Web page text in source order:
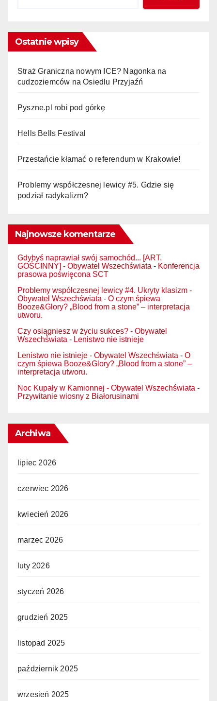
Ostatnie wpisy
Straż Graniczna nowym ICE? Nagonka na
cudzoziemców na Osiedlu Przyjaźń
Pyszne.pl robi pod górkę
Hells Bells Festival
Przestańcie kłamać o referendum w Krakowie!
Problemy współczesnej lewicy #5. Gdzie się
podział radykalizm?
Najnowsze komentarze
Gdybyś naprawiał swój samochód... [ART.
GOŚCINNY] - Obywatel Wszechświata - Konferencja
prasowa poświęcona SCT
Problemy współczesnej lewicy #4. Ukryty klasizm -
Obywatel Wszechświata - O czym śpiewa
Booze&Glory? „Blood from a stone” – interpretacja
utworu.
Czy osiągniesz w życiu sukces? - Obywatel
Wszechświata - Lenistwo nie istnieje
Lenistwo nie istnieje - Obywatel Wszechświata - O
czym śpiewa Booze&Glory? „Blood from a stone” –
interpretacja utworu.
Noc Kupały w Kamionnej - Obywatel Wszechświata -
Przywitanie wiosny z Białorusinami
Archiwa
lipiec 2026
czerwiec 2026
kwiecień 2026
marzec 2026
luty 2026
styczeń 2026
grudzień 2025
listopad 2025
październik 2025
wrzesień 2025